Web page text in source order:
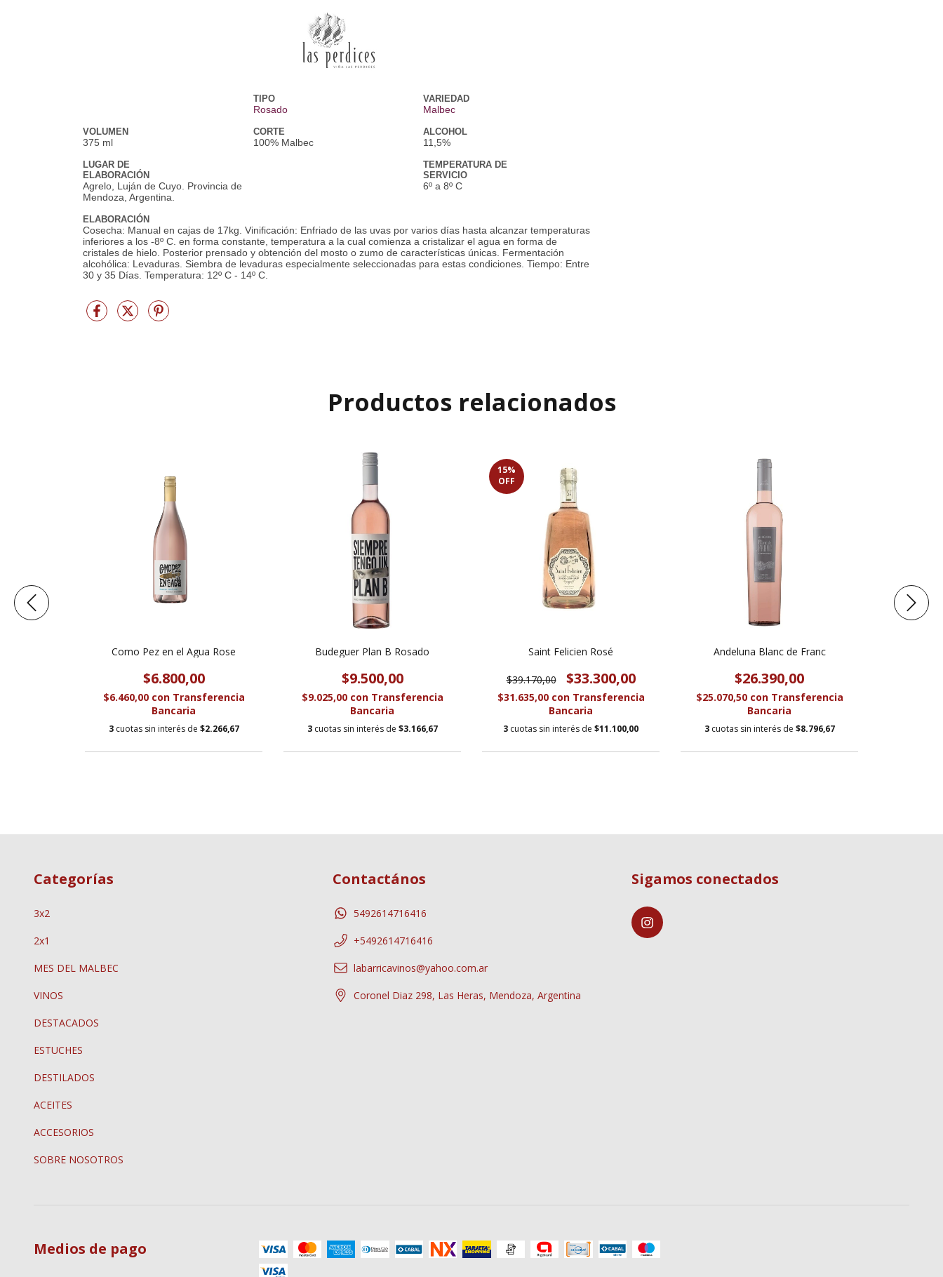
TIPO
Rosado
VARIEDAD
Malbec
VOLUMEN
375 ml
CORTE
100% Malbec
ALCOHOL
11,5%
LUGAR DE
ELABORACIÓN
Agrelo, Luján de Cuyo. Provincia de
Mendoza, Argentina.
TEMPERATURA DE
SERVICIO
6º a 8º C
ELABORACIÓN
Cosecha: Manual en cajas de 17kg. Vinificación: Enfriado de las uvas por varios días hasta alcanzar temperaturas
inferiores a los -8º C. en forma constante, temperatura a la cual comienza a cristalizar el agua en forma de
cristales de hielo. Posterior prensado y obtención del mosto o zumo de características únicas. Fermentación
alcohólica: Levaduras. Siembra de levaduras especialmente seleccionadas para estas condiciones. Tiempo: Entre
30 y 35 Días. Temperatura: 12º C - 14º C.
Productos relacionados
Como Pez en el Agua Rose
$6.800,00
$6.460,00 con Transferencia
Bancaria
3 cuotas sin interés de $2.266,67
Budeguer Plan B Rosado
$9.500,00
$9.025,00 con Transferencia
Bancaria
3 cuotas sin interés de $3.166,67
15%
OFF
Saint Felicien Rosé
$39.170,00 $33.300,00
$31.635,00 con Transferencia
Bancaria
3 cuotas sin interés de $11.100,00
Andeluna Blanc de Franc
$26.390,00
$25.070,50 con Transferencia
Bancaria
3 cuotas sin interés de $8.796,67
Categorías
3x2
2x1
MES DEL MALBEC
VINOS
DESTACADOS
ESTUCHES
DESTILADOS
ACEITES
ACCESORIOS
SOBRE NOSOTROS
Contactános
5492614716416
+5492614716416
labarricavinos@yahoo.com.ar
Coronel Diaz 298, Las Heras, Mendoza, Argentina
Sigamos conectados
Medios de pago